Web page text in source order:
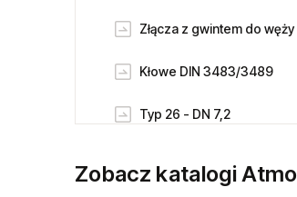
Złącza z gwintem do węży
Kłowe DIN 3483/3489
Typ 26 - DN 7,2
Zobacz katalogi Atmo